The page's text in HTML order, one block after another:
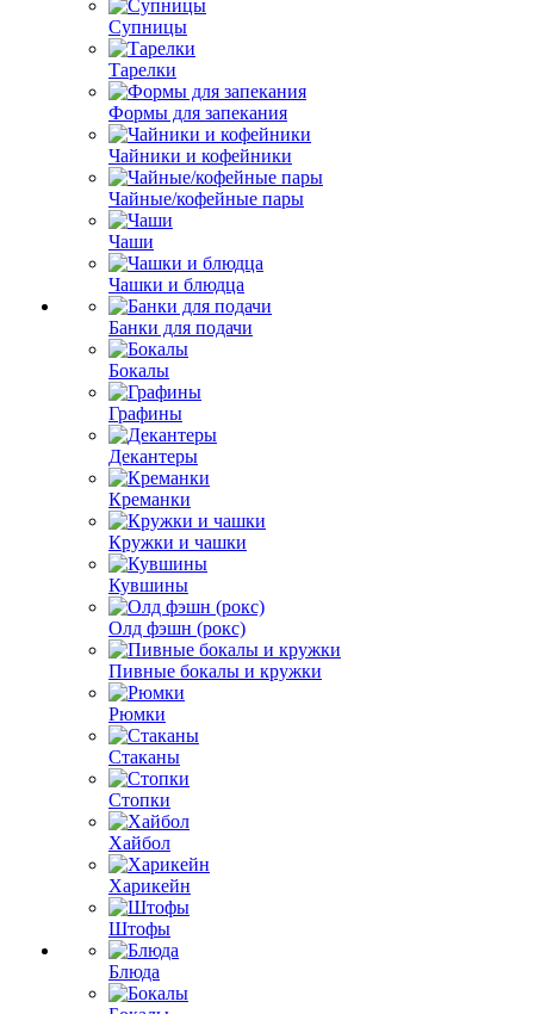
Супницы
Тарелки
Формы для запекания
Чайники и кофейники
Чайные/кофейные пары
Чаши
Чашки и блюдца
Банки для подачи
Бокалы
Графины
Декантеры
Креманки
Кружки и чашки
Кувшины
Олд фэшн (рокс)
Пивные бокалы и кружки
Рюмки
Стаканы
Стопки
Хайбол
Харикейн
Штофы
Блюда